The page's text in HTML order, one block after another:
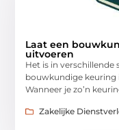
Laat een
uitvoeren
Het is in verschillende
bouwkundige keuring
Wanneer je zo’n
Zakelijke